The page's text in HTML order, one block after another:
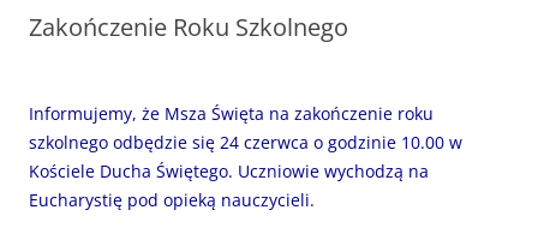
Zakończenie Roku Szkolnego
Informujemy, że Msza Święta na zakończenie roku
szkolnego odbędzie się 24 czerwca o godzinie 10.00 w
Kościele Ducha Świętego. Uczniowie wychodzą na
Eucharystię pod opieką nauczycieli.